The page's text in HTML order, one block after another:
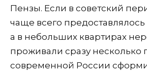
Пензы. Если в советский
чаще всего предоставлялось
а в небольших квартирах
проживали сразу несколько
современной России